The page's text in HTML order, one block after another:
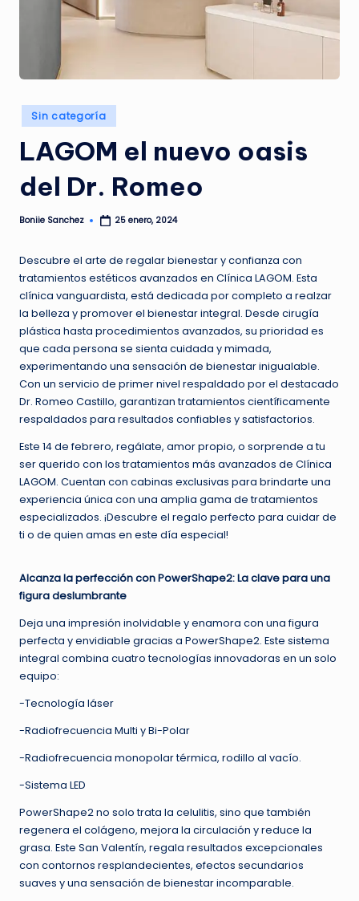
I
N
E
Publicado
en
Sin categoría
LAGOM el nuevo oasis
del Dr. Romeo
Publicado
Boniie Sanchez 25 enero, 2024
Descubre el arte de regalar bienestar y confianza con
tratamientos estéticos avanzados en Clínica LAGOM. Esta
clínica vanguardista, está dedicada por completo a realzar
la belleza y promover el bienestar integral. Desde cirugía
plástica hasta procedimientos avanzados, su prioridad es
que cada persona se sienta cuidada y mimada,
experimentando una sensación de bienestar inigualable.
Con un servicio de primer nivel respaldado por el destacado
Dr. Romeo Castillo, garantizan tratamientos científicamente
respaldados para resultados confiables y satisfactorios.
Este 14 de febrero, regálate, amor propio, o sorprende a tu
ser querido con los tratamientos más avanzados de Clínica
LAGOM. Cuentan con cabinas exclusivas para brindarte una
experiencia única con una amplia gama de tratamientos
especializados. ¡Descubre el regalo perfecto para cuidar de
ti o de quien amas en este día especial!
Alcanza la perfección con PowerShape2: La clave para una
figura deslumbrante
Deja una impresión inolvidable y enamora con una figura
perfecta y envidiable gracias a PowerShape2. Este sistema
integral combina cuatro tecnologías innovadoras en un solo
equipo:
-Tecnología láser
-Radiofrecuencia Multi y Bi-Polar
-Radiofrecuencia monopolar térmica, rodillo al vacío.
-Sistema LED
PowerShape2 no solo trata la celulitis, sino que también
regenera el colágeno, mejora la circulación y reduce la
grasa. Este San Valentín, regala resultados excepcionales
con contornos resplandecientes, efectos secundarios
suaves y una sensación de bienestar incomparable.